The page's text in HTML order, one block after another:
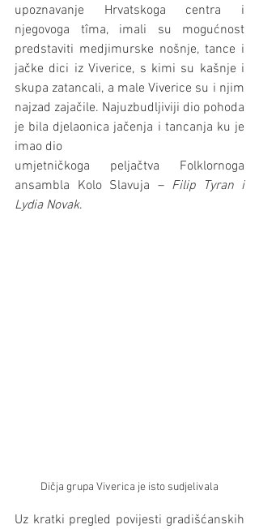
upoznavanje Hrvatskoga centra i
njegovoga tîma, imali su mogućnost
predstaviti medjimurske nošnje, tance i
jačke dici iz Viverice, s kimi su kašnje i
skupa zatancali, a male Viverice su i njim
najzad zajačile. Najuzbudljiviji dio pohoda
je bila djelaonica jačenja i tancanja ku je
imao dio
umjetničkoga peljačtva Folklornoga
ansambla Kolo Slavuja – Filip Tyran i
Lydia Novak.
Dičja grupa Viverica je isto sudjelivala
Uz kratki pregled povijesti gradišćanskih